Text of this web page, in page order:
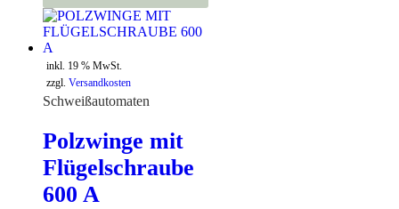
inkl. 19 % MwSt.
zzgl. Versandkosten
Schweißautomaten
Polzwinge mit
Flügelschraube
600 A